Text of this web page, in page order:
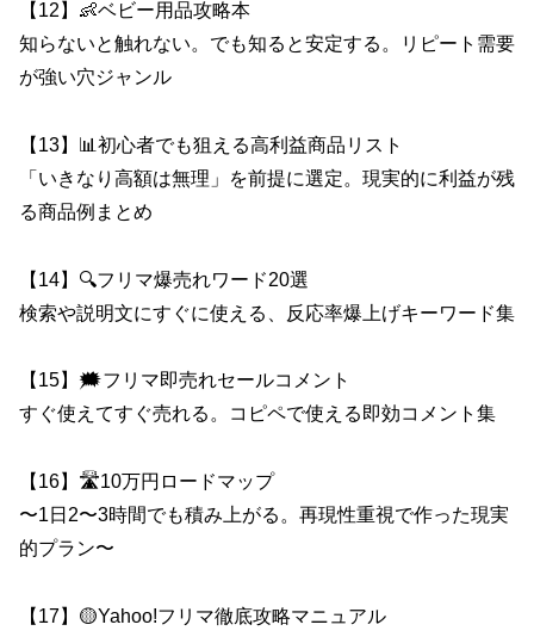
【12】👶ベビー用品攻略本
知らないと触れない。でも知ると安定する。リピート需要
が強い穴ジャンル
【13】📊初心者でも狙える高利益商品リスト
「いきなり高額は無理」を前提に選定。現実的に利益が残
る商品例まとめ
【14】🔍フリマ爆売れワード20選
検索や説明文にすぐに使える、反応率爆上げキーワード集
【15】🗯️フリマ即売れセールコメント
すぐ使えてすぐ売れる。コピペで使える即効コメント集
【16】🛣️10万円ロードマップ
〜1日2〜3時間でも積み上がる。再現性重視で作った現実
的プラン〜
【17】🟡Yahoo!フリマ徹底攻略マニュアル